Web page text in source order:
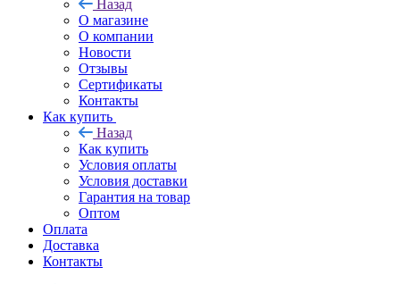
Назад
О магазине
О компании
Новости
Отзывы
Сертификаты
Контакты
Как купить
Назад
Как купить
Условия оплаты
Условия доставки
Гарантия на товар
Оптом
Оплата
Доставка
Контакты